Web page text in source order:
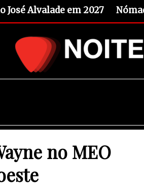
Alvalade em 2027
no MEO